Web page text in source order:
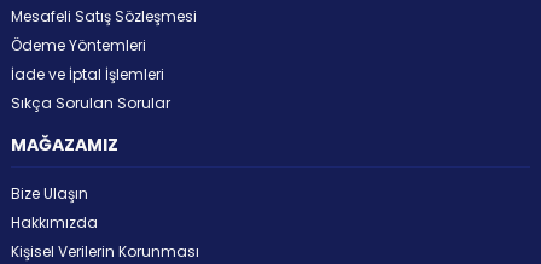
Mesafeli Satış Sözleşmesi
Ödeme Yöntemleri
İade ve İptal İşlemleri
Sıkça Sorulan Sorular
MAĞAZAMIZ
Bize Ulaşın
Hakkımızda
Kişisel Verilerin Korunması